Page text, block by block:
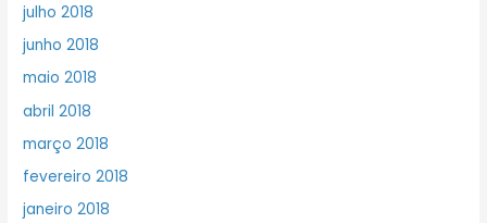
julho 2018
junho 2018
maio 2018
abril 2018
março 2018
fevereiro 2018
janeiro 2018